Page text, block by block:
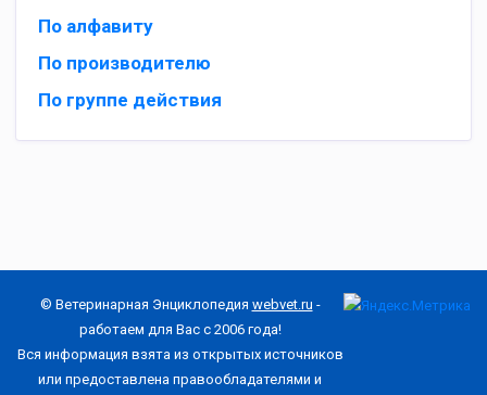
По алфавиту
По производителю
По группе действия
© Ветеринарная Энциклопедия webvet.ru -
работаем для Вас с 2006 года!
Вся информация взята из открытых источников
или предоставлена правообладателями и